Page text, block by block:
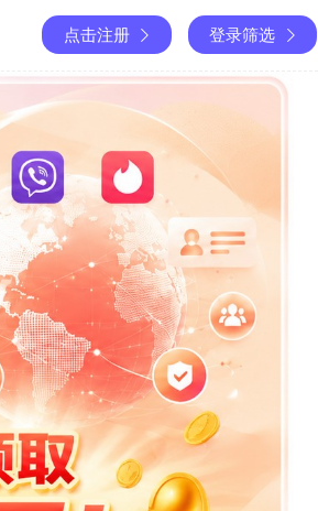
点击注册 登录筛选